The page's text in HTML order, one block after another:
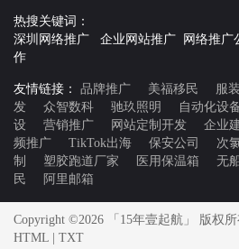
热搜关键词：
深圳网络推广 企业网站推广 网络推广
作
友情链接： 品牌推广 美福移民 服
发
众智数科 驰玖照明 自动化设
设
营销推广 网站定制开发 企业
频推广
TikTok出海 保安公司 次
制
塑胶跑道厂家 医用保温箱 无
民
阿里邮箱
Copyright ©2026 「15年壹起航」 版权
HTML | TXT